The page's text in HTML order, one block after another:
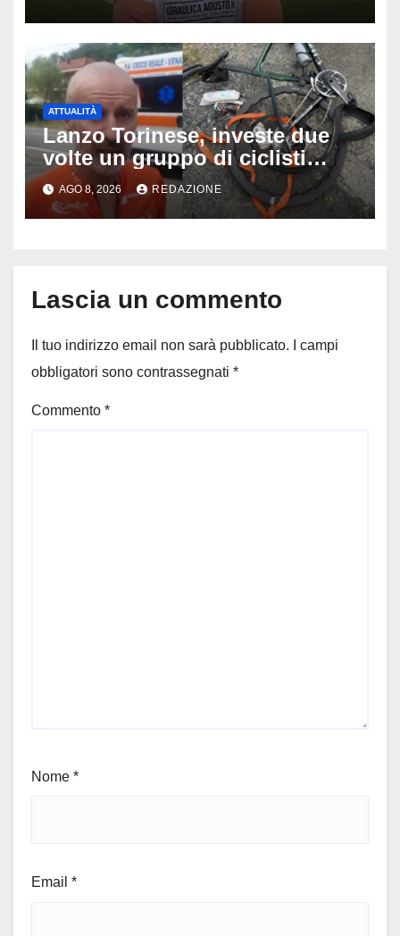
capitano, il dolore di Bologna
per il 19enne morto in mare
ATTUALITÀ
Lanzo Torinese, investe due
volte un gruppo di ciclisti
dopo una lite: arrestato
73enne, il racconto choc di un
ferito
AGO 8, 2026 REDAZIONE
Lascia un commento
Il tuo indirizzo email non sarà pubblicato.
I campi
obbligatori sono contrassegnati *
Commento *
Nome *
Email *